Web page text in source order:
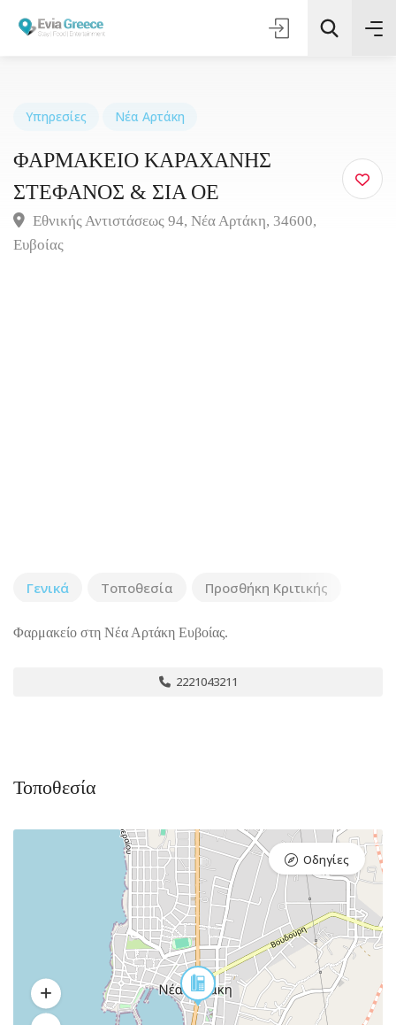
Τοποθεσία
Υπηρεσίες Νέα Αρτάκη
ΦΑΡΜΑΚΕΙΟ ΚΑΡΑΧΑΝΗΣ
ΣΤΕΦΑΝΟΣ & ΣΙΑ ΟΕ
Εθνικής Αντιστάσεως 94, Νέα Αρτάκη, 34600,
Ευβοίας
Γενικά Τοποθεσία Προσθήκη Κριτικής
Φαρμακείο στη Νέα Αρτάκη Ευβοίας.
2221043211
Τοποθεσία
Οδηγίες